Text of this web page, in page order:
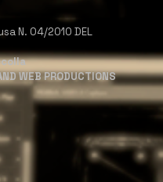
N. 04/2010 DEL
WEB PRODUCTIONS